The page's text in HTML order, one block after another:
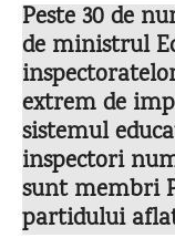
Peste 30 de
de ministrul
extrem de
sistemul
inspectori
sunt membri
partidului